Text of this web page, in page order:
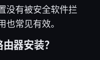
没有被安全软件拦
也常见有效。
器安装？